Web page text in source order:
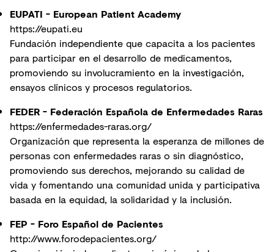
EUPATI - European Patient Academy
https://eupati.eu
Fundación independiente que capacita a los pacientes
para participar en el desarrollo de medicamentos,
promoviendo su involucramiento en la investigación,
ensayos clínicos y procesos regulatorios.
FEDER - Federación Española de Enfermedades Raras
https://enfermedades-raras.org/
Organización que representa la esperanza de millones de
personas con enfermedades raras o sin diagnóstico,
promoviendo sus derechos, mejorando su calidad de
vida y fomentando una comunidad unida y participativa
basada en la equidad, la solidaridad y la inclusión.
FEP - Foro Español de Pacientes
http://www.forodepacientes.org/